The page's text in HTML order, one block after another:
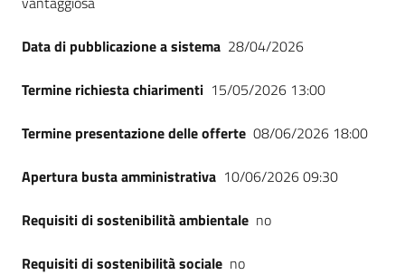
Data di pubblicazione a sistema 28/04/2026
Termine richiesta chiarimenti 15/05/2026 13:00
Termine presentazione delle offerte 08/06/2026 18:00
Apertura busta amministrativa 10/06/2026 09:30
Requisiti di sostenibilità ambientale no
Requisiti di sostenibilità sociale no